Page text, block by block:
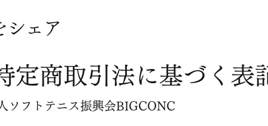
シェア
定商取引法に基づく表
ソフトテニス振興会BIGCONC